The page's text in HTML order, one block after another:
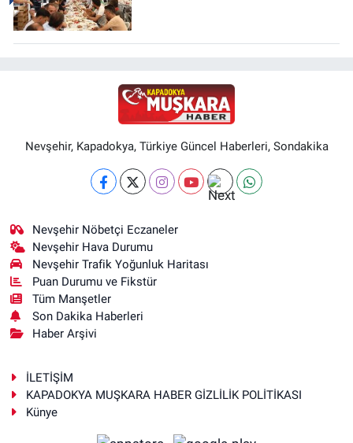
Nevşehir, Kapadokya, Türkiye Güncel Haberleri, Sondakika
Nevşehir Nöbetçi Eczaneler
Nevşehir Hava Durumu
Nevşehir Trafik Yoğunluk Haritası
Puan Durumu ve Fikstür
Tüm Manşetler
Son Dakika Haberleri
Haber Arşivi
İLETİŞİM
KAPADOKYA MUŞKARA HABER GİZLİLİK POLİTİKASI
Künye